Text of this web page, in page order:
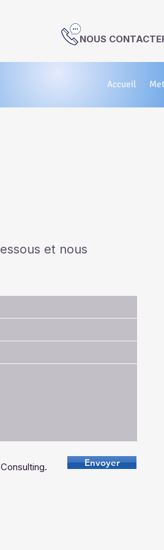
NOUS
Accueil
et nous
Envoyer